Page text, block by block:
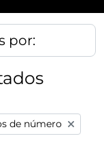
por:
filter:
de número